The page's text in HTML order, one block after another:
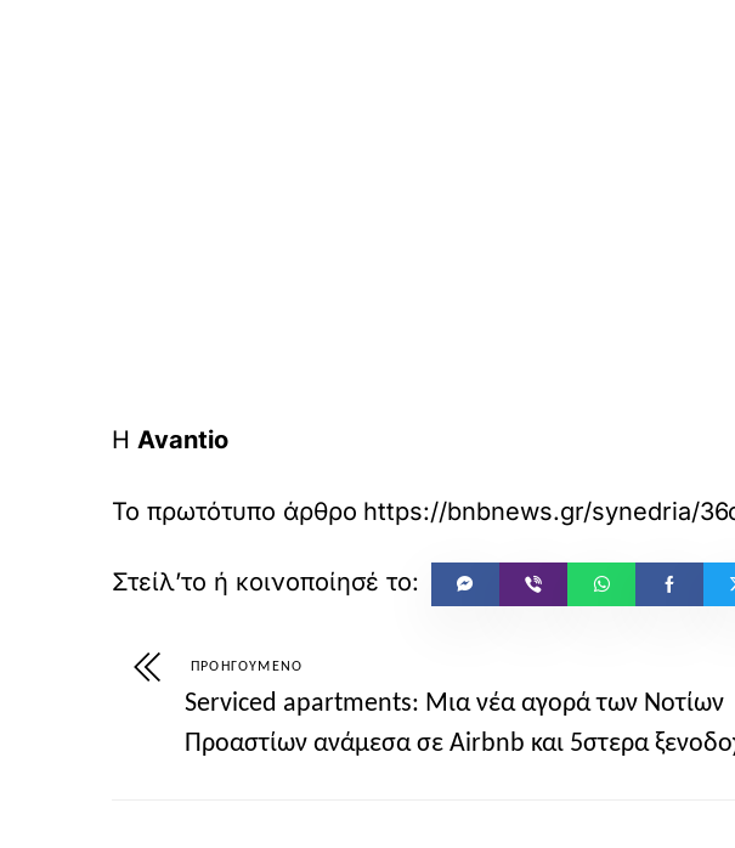
Η Avantio
Το πρωτότυπο άρθρο https://bnbnews.gr/synedria/
ΠΡΟΗΓΟΎΜΕΝΟ
Serviced apartments: Μια νέα αγορά των Νοτίων
Προαστίων ανάμεσα σε Airbnb και 5στερα